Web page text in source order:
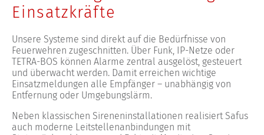
Einsatzkräfte
Unsere Systeme sind direkt auf die Bedürfnisse von
Feuerwehren zugeschnitten. Über Funk, IP-Netze oder
TETRA-BOS können Alarme zentral ausgelöst, gesteuert
und überwacht werden. Damit erreichen wichtige
Einsatzmeldungen alle Empfänger – unabhängig von
Entfernung oder Umgebungslärm.
Neben klassischen Sireneninstallationen realisiert Safus
auch moderne Leitstellenanbindungen mit